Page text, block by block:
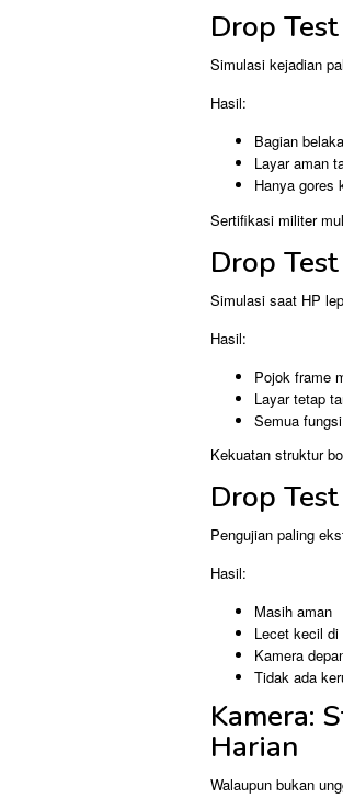
Drop
Simulasi kejadian
Hasil:
Bagian
Layar aman
Hanya gores
Sertifikasi militer
Drop
Simulasi saat HP
Hasil:
Pojok frame
Layar tetap
Semua
Kekuatan struktur
Drop
Pengujian paling
Hasil:
Masih aman
Lecet kecil
Kamera
Tidak ada
Kamera:
Harian
Walaupun bukan